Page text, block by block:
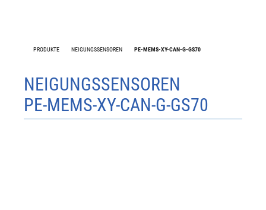
NEIGUNGSSENSOREN
PE-MEMS-XY-CAN-G-GS70
PRODUKTE NEIGUNGSSENSOREN PE-MEMS-XY-CAN-G-GS70
PE-MEMS-XY-CAN-G-GS70